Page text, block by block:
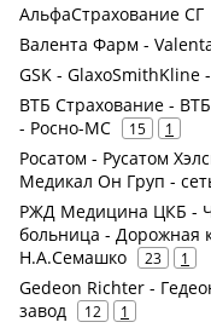
АльфаСтрахование СГ
Валента Фарм -
GSK - GlaxoSmithKline
ВТБ Страхование -
- Росно-МС
15 1
Росатом - Русатом
Медикал Он Груп -
РЖД Медицина ЦКБ -
больница - Дорожная
Н.А.Семашко
23 1
Gedeon Richter -
завод
12 1